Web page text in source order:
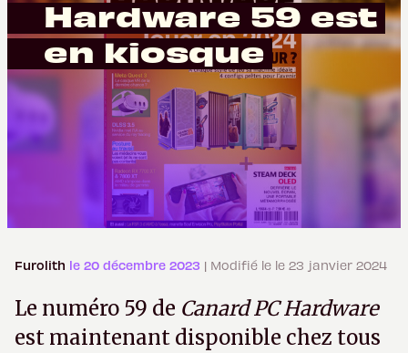
Hardware 59 est
en kiosque
Furolith le 20 décembre 2023 | Modifié le le 23 janvier 2024
Le numéro 59 de Canard PC Hardware
est maintenant disponible chez tous